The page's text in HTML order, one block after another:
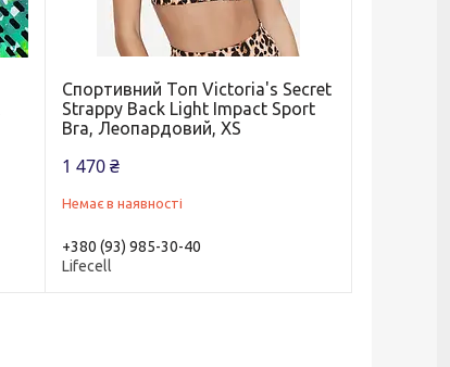
Спортивний Топ Victoria's Secret
Strappy Back Light Impact Sport
Bra, Леопардовий, XS
1 470 ₴
Немає в наявності
+380 (93) 985-30-40
Lifecell